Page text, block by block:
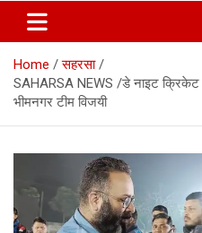
Home
सहरसा
SAHARSA NEWS /डे नाइट क्रिकेट
भीमनगर टीम विजयी